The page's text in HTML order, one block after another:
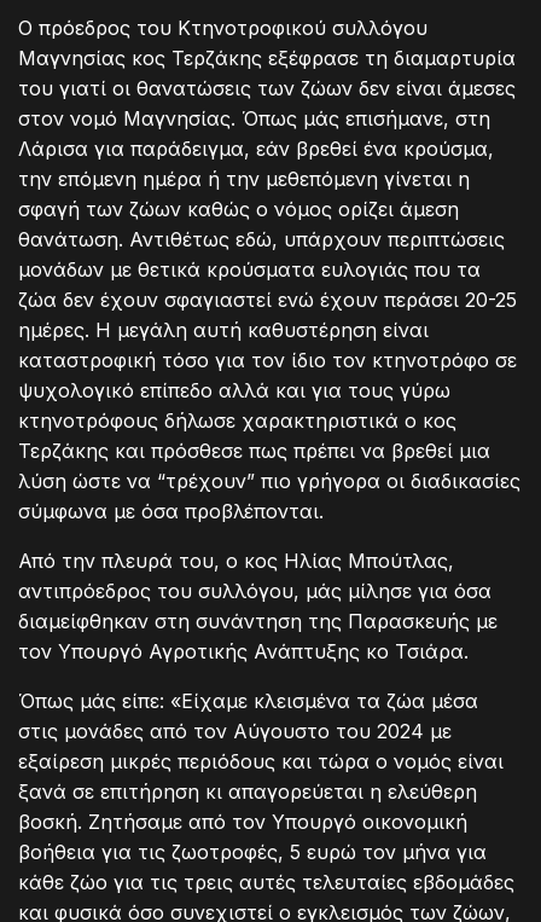
Ο πρόεδρος του Κτηνοτροφικού συλλόγου
Μαγνησίας κος Τερζάκης εξέφρασε τη διαμαρτυρία
του γιατί οι θανατώσεις των ζώων δεν είναι άμεσες
στον νομό Μαγνησίας. Όπως μάς επισήμανε, στη
Λάρισα για παράδειγμα, εάν βρεθεί ένα κρούσμα,
την επόμενη ημέρα ή την μεθεπόμενη γίνεται η
σφαγή των ζώων καθώς ο νόμος ορίζει άμεση
θανάτωση. Αντιθέτως εδώ, υπάρχουν περιπτώσεις
μονάδων με θετικά κρούσματα ευλογιάς που τα
ζώα δεν έχουν σφαγιαστεί ενώ έχουν περάσει 20-25
ημέρες. Η μεγάλη αυτή καθυστέρηση είναι
καταστροφική τόσο για τον ίδιο τον κτηνοτρόφο σε
ψυχολογικό επίπεδο αλλά και για τους γύρω
κτηνοτρόφους δήλωσε χαρακτηριστικά ο κος
Τερζάκης και πρόσθεσε πως πρέπει να βρεθεί μια
λύση ώστε να “τρέχουν” πιο γρήγορα οι διαδικασίες
σύμφωνα με όσα προβλέπονται.
Από την πλευρά του, ο κος Ηλίας Μπούτλας,
αντιπρόεδρος του συλλόγου, μάς μίλησε για όσα
διαμείφθηκαν στη συνάντηση της Παρασκευής με
τον Υπουργό Αγροτικής Ανάπτυξης κο Τσιάρα.
Όπως μάς είπε: «Είχαμε κλεισμένα τα ζώα μέσα
στις μονάδες από τον Αύγουστο του 2024 με
εξαίρεση μικρές περιόδους και τώρα ο νομός είναι
ξανά σε επιτήρηση κι απαγορεύεται η ελεύθερη
βοσκή. Ζητήσαμε από τον Υπουργό οικονομική
βοήθεια για τις ζωοτροφές, 5 ευρώ τον μήνα για
κάθε ζώο για τις τρεις αυτές τελευταίες εβδομάδες
και φυσικά όσο συνεχιστεί ο εγκλεισμός των ζώων,